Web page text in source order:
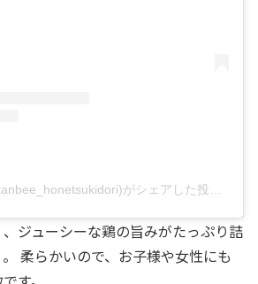
ジューシーな鶏の旨みがたっぷり詰
柔らかいので、お子様や女性にも